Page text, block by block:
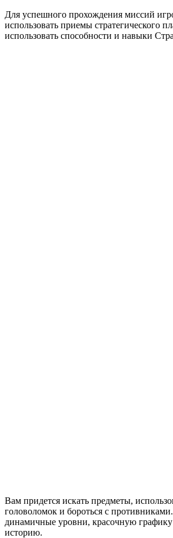
Для успешного прохождения миссий
использовать приемы стратегического
использовать способности и навыки
Вам придется искать предметы,
головоломок и бороться с
динамичные уровни, красочную
историю.